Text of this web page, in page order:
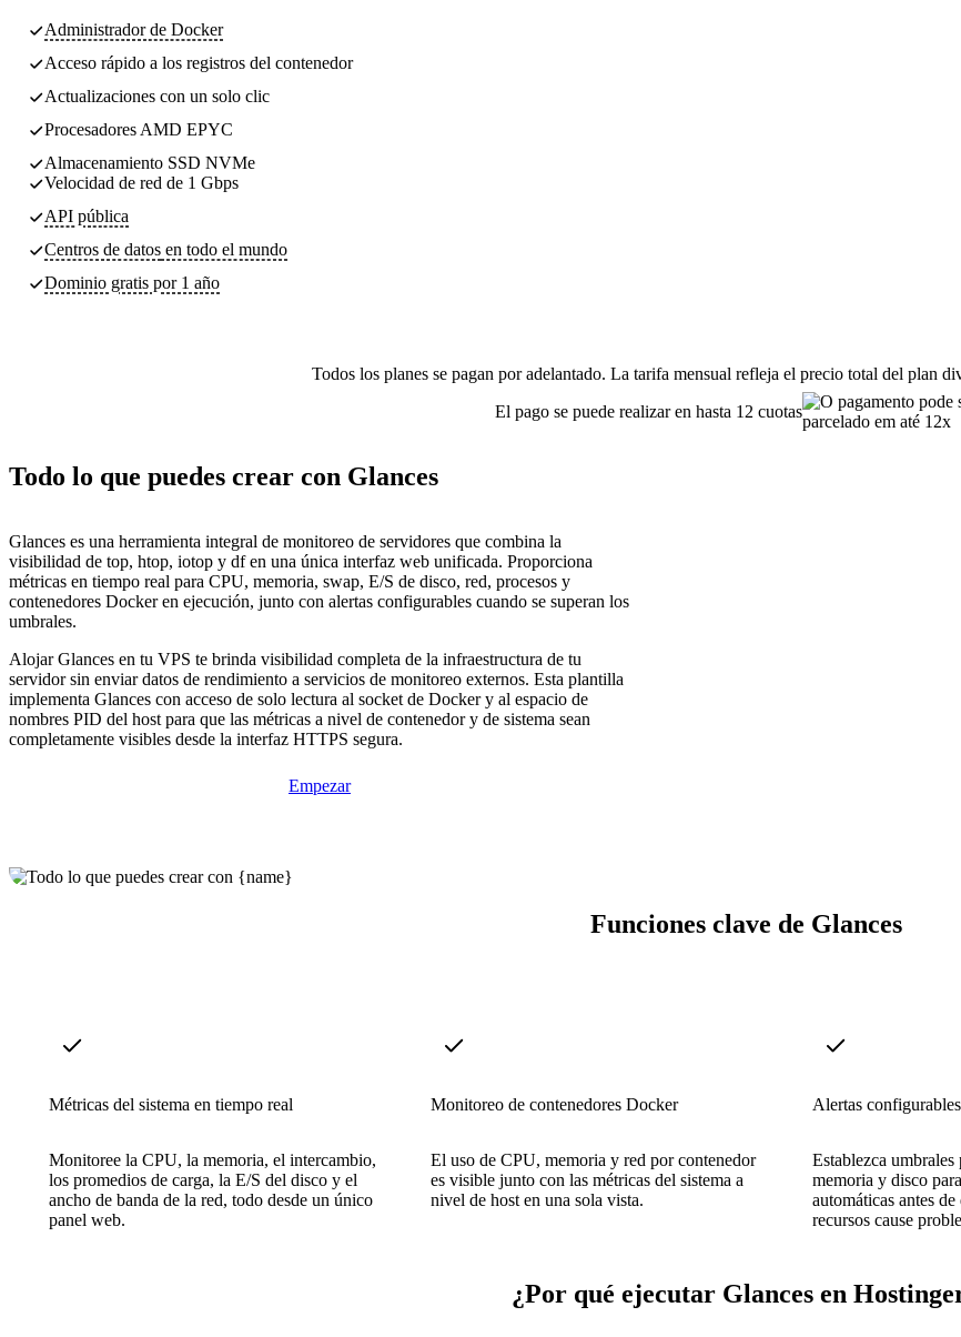
Administrador de Docker
Acceso rápido a los registros del contenedor
Actualizaciones con un solo clic
Procesadores AMD EPYC
Almacenamiento SSD NVMe
Velocidad de red de 1 Gbps
API pública
Centros de datos en todo el mundo
Dominio gratis por 1 año
Todos los planes se pagan por adelantado. La tarifa mensual refleja el precio total del plan
El pago se puede realizar en hasta 12 cuotas
Todo lo que puedes crear con Glances
Glances es una herramienta integral de monitoreo de servidores que combina la
visibilidad de top, htop, iotop y df en una única interfaz web unificada. Proporciona
métricas en tiempo real para CPU, memoria, swap, E/S de disco, red, procesos y
contenedores Docker en ejecución, junto con alertas configurables cuando se superan los
umbrales.
Alojar Glances en tu VPS te brinda visibilidad completa de la infraestructura de tu
servidor sin enviar datos de rendimiento a servicios de monitoreo externos. Esta plantilla
implementa Glances con acceso de solo lectura al socket de Docker y al espacio de
nombres PID del host para que las métricas a nivel de contenedor y de sistema sean
completamente visibles desde la interfaz HTTPS segura.
Empezar
Funciones clave de Glances
Métricas del sistema en tiempo real
Monitoree la CPU, la memoria, el intercambio,
los promedios de carga, la E/S del disco y el
ancho de banda de la red, todo desde un único
panel web.
Monitoreo de contenedores Docker
El uso de CPU, memoria y red por contenedor
es visible junto con las métricas del sistema a
nivel de host en una sola vista.
Alertas configurables
Establezca
memoria y disco
automáticas antes
recursos cause
¿Por qué ejecutar Glances en